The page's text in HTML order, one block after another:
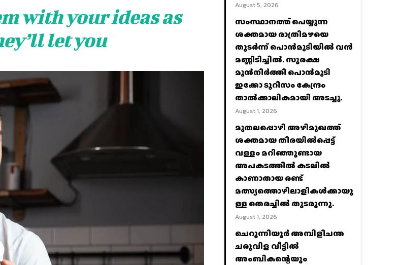
with your ideas as
let you
August 5, 2026
സംസ്ഥാനത്ത് പെയ്യുന്ന
ശക്തമായ രാത്രിമഴയെ
തുടർന്ന് പൊൻമുടിയില്‍ വൻ
മണ്ണിടിച്ചില്‍. സുരക്ഷ
മുൻനിർത്തി പൊൻമുടി
ഇക്കോ ടൂറിസം കേന്ദ്രം
താല്‍ക്കാലികമായി അടച്ചു.
August 1, 2026
മുതലപ്പൊഴി അഴിമുഖത്ത്
ശക്തമായ തിരയിൽപ്പെട്ട്
വള്ളം മറിഞ്ഞുണ്ടായ
അപകടത്തിൽ കടലിൽ
കാണാതായ രണ്ട്
മത്സ്യത്തൊഴിലാളികൾക്കായു
ള്ള തെരച്ചിൽ തുടരുന്നു.
August 1, 2026
ചെറുന്നിയൂർ അമ്പിളിചന്ത
ചരുവിള വീട്ടിൽ
അംബികന്റെയും